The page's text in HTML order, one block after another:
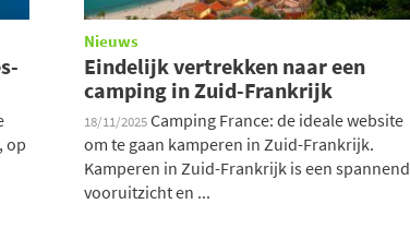
op
Nieuws
Eindelijk vertrekken naar een
camping in Zuid-Frankrijk
18/11/2025Camping France: de ideale website
om te gaan kamperen in Zuid-Frankrijk.
Kamperen in Zuid-Frankrijk is een spannend
vooruitzicht en ...